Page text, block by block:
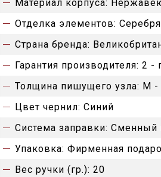
Материал корпуса:
Отделка элементов:
Страна бренда:
Гарантия производителя: 2 -
Толщина пишущего узла: M
Цвет чернил: Синий
Система заправки: Сменный
Упаковка: Фирменная
Вес ручки (гр.): 20